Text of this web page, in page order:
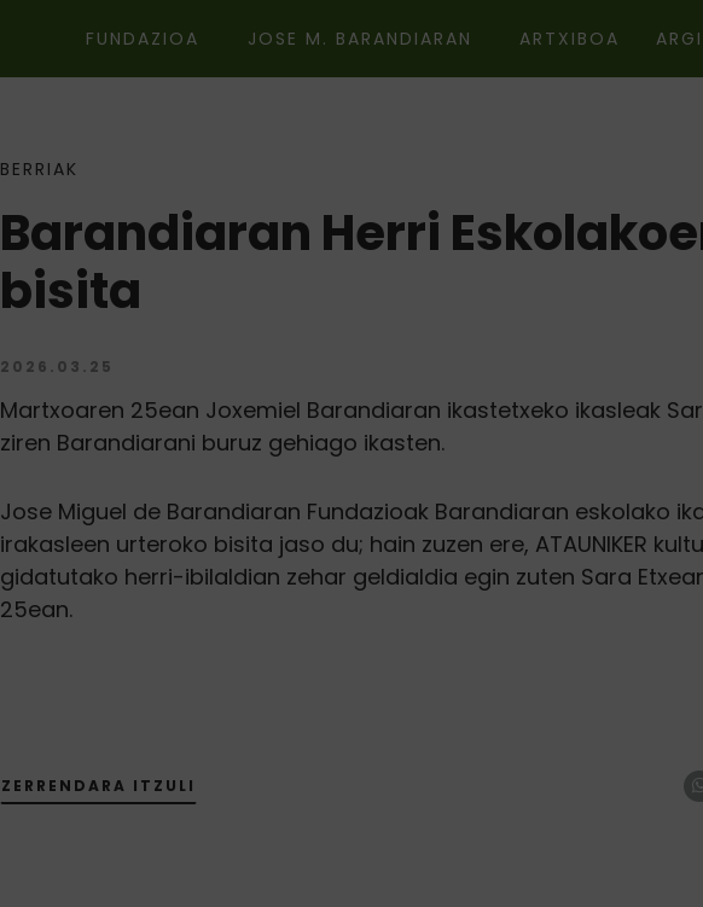
FUNDAZIOA JOSE M. BARANDIARAN ARTXIBOA
BERRIAK
Barandiaran Herri
bisita
2026.03.25
Martxoaren 25ean Joxemiel Barandiaran ikastetxeko ikasleak
ziren Barandiarani buruz gehiago ikasten.
Jose Miguel de Barandiaran Fundazioak Barandiaran eskolako
irakasleen urteroko bisita jaso du; hain zuzen ere, ATAUNIKER
gidatutako herri-ibilaldian zehar geldialdia egin zuten Sara
25ean.
ZERRENDARA ITZULI